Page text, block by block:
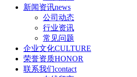
新闻资讯news
公司动态
行业资讯
常见问题
企业文化CULTURE
荣誉资质HONOR
联系我们contact